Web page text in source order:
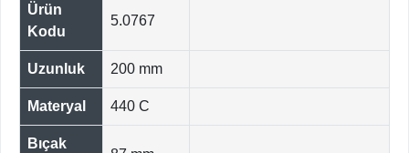
Ürün
Kodu
5.0767
Uzunluk 200 mm
Materyal 440 C
Bıçak